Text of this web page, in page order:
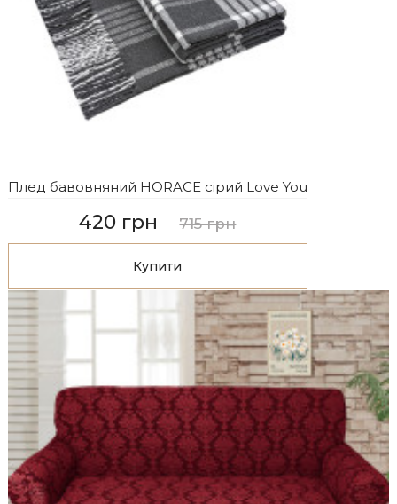
Плед бавовняний HORACE сірий Love You
420 грн 715 грн
Купити